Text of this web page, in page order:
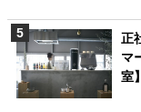
正
マ
室